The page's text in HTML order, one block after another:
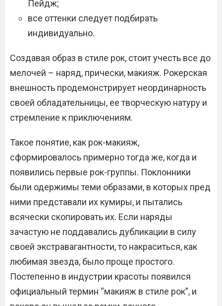
Пейдж;
все оттенки следует подбирать
индивидуально.
Создавая образ в стиле рок, стоит учесть все до
мелочей – наряд, прически, макияж. Рокерская
внешность продемонстрирует неординарность
своей обладательницы, ее творческую натуру и
стремление к приключениям.
Такое понятие, как рок-макияж,
сформировалось примерно тогда же, когда и
появились первые рок-группы. Поклонники
были одержимы теми образами, в которых пред
ними представали их кумиры, и пытались
всячески скопировать их. Если наряды
зачастую не поддавались дубликации в силу
своей экстравагантности, то накраситься, как
любимая звезда, было проще простого.
Постепенно в индустрии красоты появился
официальный термин “макияж в стиле рок”, и